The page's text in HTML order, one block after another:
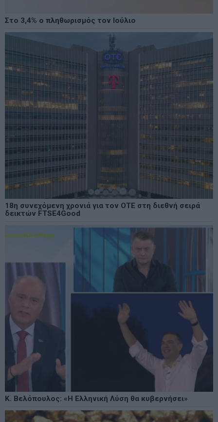
Στο 3,4% ο πληθωρισμός τον Ιούλιο
18η συνεχόμενη χρονιά για τον ΟΤΕ στη διεθνή σειρά
δεικτών FTSE4Good
Κ. Βελόπουλος: «Η Ελληνική Λύση θα κυβερνήσει»